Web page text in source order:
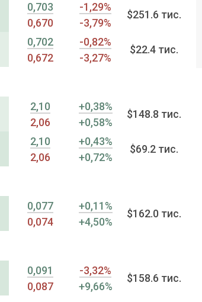
0,703
0,670
-1,29%
-3,79%
$251.6 тис.
0,702
0,672
-0,82%
-3,27%
$22.4 тис.
2,10
2,06
+0,38%
+0,58%
$148.8 тис.
2,10
2,06
+0,43%
+0,72%
$69.2 тис.
0,077
0,074
+0,11%
+4,50%
$162.0 тис.
0,091
0,087
-3,32%
+9,66%
$158.6 тис.